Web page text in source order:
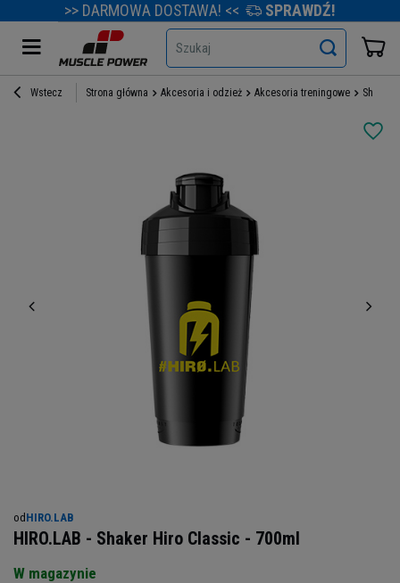
>> DARMOWA DOSTAWA! << SPRAWDŹ!
Szukaj
Wstecz Strona główna Akcesoria i odzież Akcesoria treningowe
od HIRO.LAB
HIRO.LAB - Shaker Hiro Classic - 700ml
W magazynie